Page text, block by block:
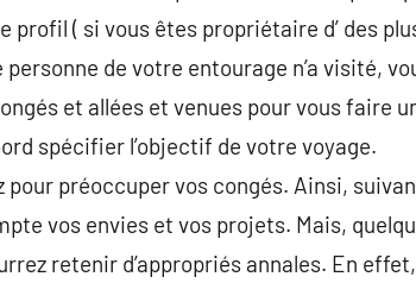
profil ( si vous êtes propriétaire d’ des
de votre entourage n’a visité,
et allées et venues pour vous faire
spécifier l’objectif de votre voyage.
préoccuper vos congés. Ainsi,
vos envies et vos projets. Mais,
retenir d’appropriés annales. En